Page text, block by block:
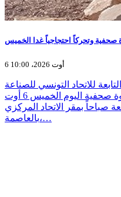
صحفية وتحركاً احتجاجياً غدا الخميس
6 أوت 2026، 10:00
للاتحاد التونسي للصناعة
والتجارة والصناعات التقليدية، ندوة صحفية اليوم الخميس 6 أوت
صباحاً بمقر الاتحاد المركزي
بالعاصمة،…